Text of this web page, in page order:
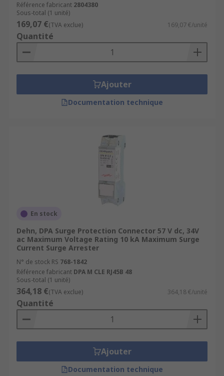
Référence fabricant 2804380
Sous-total (1 unité)
169,07 €(TVA exclue) 169,07 €/unité
Quantité
Ajouter
Documentation technique
En stock
Dehn, DPA Surge Protection Connector 57 V dc, 34V
ac Maximum Voltage Rating 10 kA Maximum Surge
Current Surge Arrester
N° de stock RS 768-1842
Référence fabricant DPA M CLE RJ45B 48
Sous-total (1 unité)
364,18 €(TVA exclue) 364,18 €/unité
Quantité
Ajouter
Documentation technique